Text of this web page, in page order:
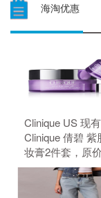
海淘优惠
Clinique US 现有
Clinique 倩碧 紫
妆膏2件套，原价
$59.00，现特价
$44.00（约